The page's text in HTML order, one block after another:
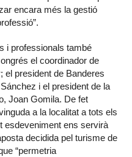
encara més la gestió
i professionals també
el coordinador de
el president de Banderes
i el president de la
Joan Gomila. De fet
a la localitat a tots els
esdeveniment ens servirà
decidida pel turisme de
“permetria